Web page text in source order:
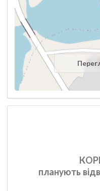
планують